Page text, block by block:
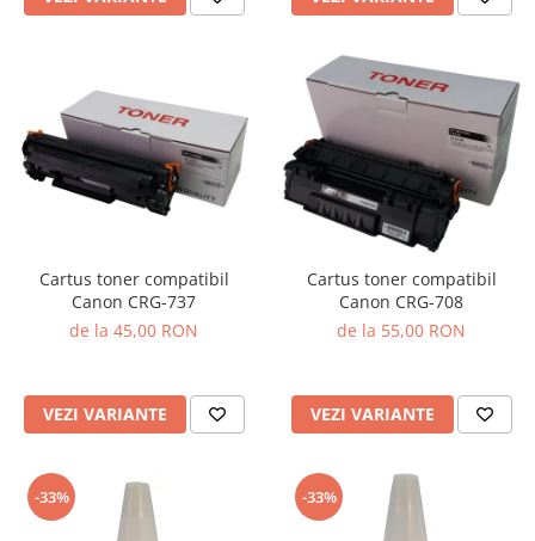
Cartus toner compatibil
Canon CRG-737
de la 45,00 RON
VEZI VARIANTE
Cartus toner compatibil
Canon CRG-708
de la 55,00 RON
VEZI VARIANTE
-33% -33%